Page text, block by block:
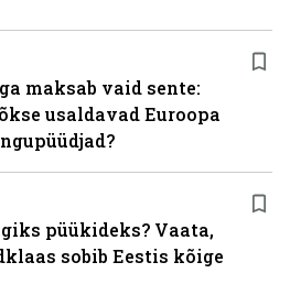
maksab vaid sente:
usaldavad Euroopa
püükideks? Vaata,
sobib Eestis kõige